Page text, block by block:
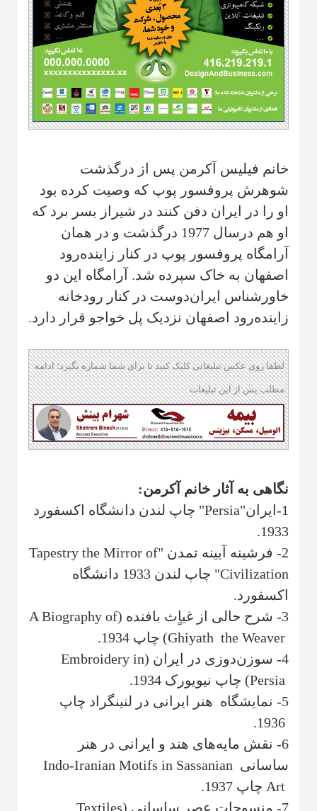
خانم فیلیس آکر‌من پس از در‌گذشت‌
شوهرش پروفسور پوپ‌ که وصیت کرده بود
او را در ایران دفن کنند در شیراز بسر ‌برد که
او هم درسال 1977 در‌گذشت و در همان
آرامگاه پروفسور پوپ در کنار زاینده‌رود
اصفهان‌ به خاک سپرده شد‌. آرامگاه این دو
خاورشناس‌ ایران‌دوست در کنار رودخانه
زاینده‌رود اصفهان نزدیک پل خواجو‌ قرار دارد‌.
لطفا روی عکس تبلیغاتی کلیک کنید تا برای شما شماره بگیرد؛ ادامه
مطلب پس از این تبلیغات
نگاهی به آثار خانم آکرمن:
1-ایران"
Persia"‌ چاپ لندن دانشگاه اکسفورد
1933.
2- فرشینه آیینه تمدن "
Tapestry the Mirror of
Civilization
" چاپ‌ لندن 1933 دانشگاه
اکسفورد.
3- شرح حالی از غیاٍث‌ بافنده (
A Biography of
‌Ghiyath the Weaver) چاپ 1934.
4- سوزن‌دوزی در ایران (
Embroidery in
Persia) چاپ نیویورک 1934.
5- نمایشگاه هنر ایرانی در لنینگراد چاپ
1936
.
6- نقش مایه‌های‌ هند و ایرانی‌ در هنر
ساسانی Indo-Iranian Motifs in Sassanian
Art چاپ 1937.
7- منسوجات عصر ساسانی (
Textiles